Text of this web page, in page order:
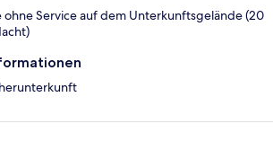
ohne Service auf dem Unterkunftsgelände (20